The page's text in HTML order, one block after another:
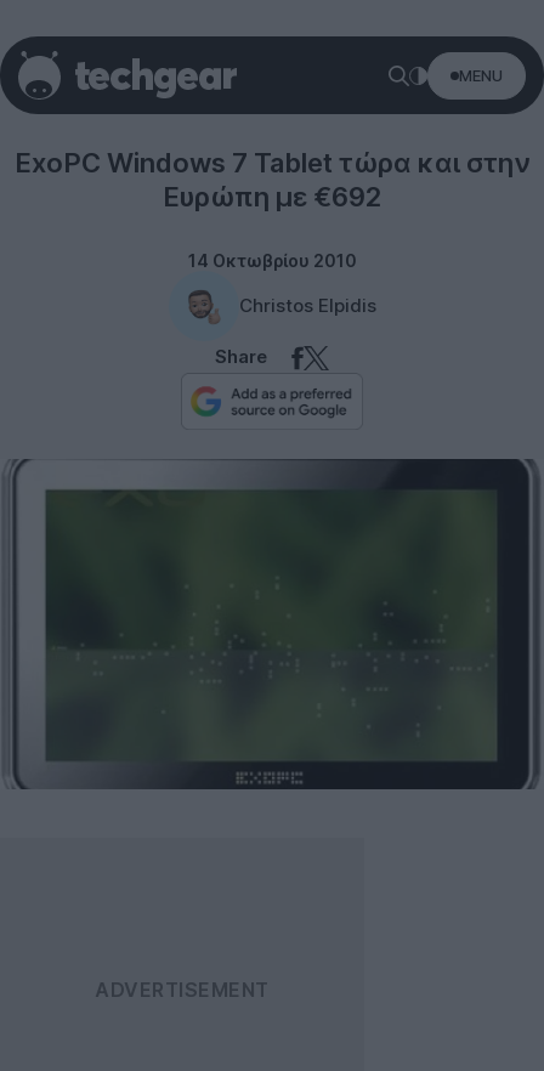
MENU
ExoPC Windows 7 Tablet τώρα και στην
Ευρώπη με €692
14 Οκτωβρίου 2010
Christos Elpidis
Share